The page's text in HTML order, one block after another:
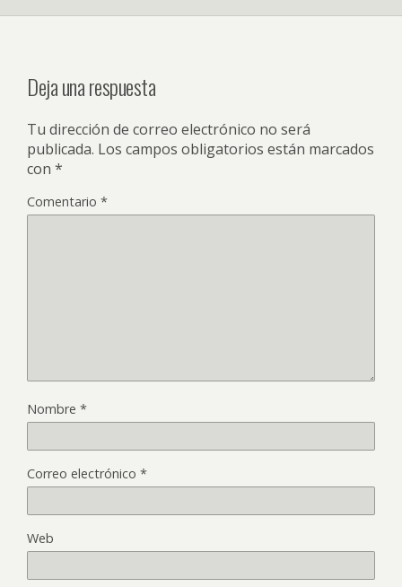
Deja una respuesta
Tu dirección de correo electrónico no será
publicada. Los campos obligatorios están marcados
con *
Comentario *
Nombre *
Correo electrónico *
Web